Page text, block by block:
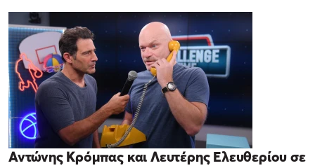
Αντώνης Κρόμπας και Λευτέρης Ελευθερίου σε